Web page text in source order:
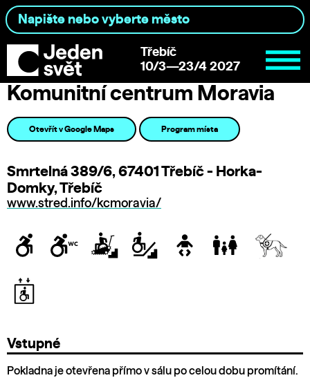
Třebíč
10/3—23/4 2027
Komunitní centrum Moravia
Otevřít v Google Maps Program místa
Smrtelná 389/6, 67401 Třebíč - Horka-
Domky, Třebíč
www.stred.info/kcmoravia/
Vstupné
Pokladna je otevřena přímo v sálu po celou dobu promítání.